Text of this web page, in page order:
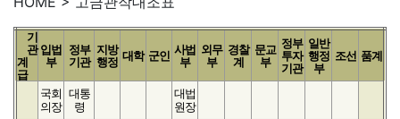
기
관
계
급
입법
부
정부
기관
지방
행정 대학 군인 사법
부
외무
부
경찰
계
문교
부
정부
투자
기관
일반
행정
부
조선 품계
국회
의장
대통
령
대법
원장